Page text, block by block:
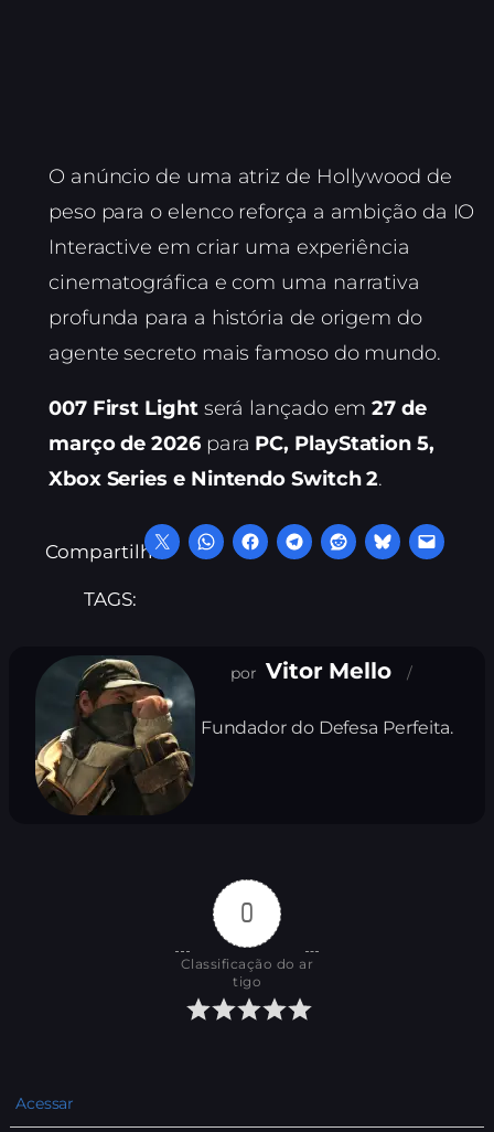
O anúncio de uma atriz de Hollywood de
peso para o elenco reforça a ambição da IO
Interactive em criar uma experiência
cinematográfica e com uma narrativa
profunda para a história de origem do
agente secreto mais famoso do mundo.
007 First Lightserá lançado em27 de
março de 2026para PC, PlayStation 5,
Xbox Series e Nintendo Switch 2.
Compartilhe:
TAGS:
Vitor Mello
Fundador do Defesa Perfeita.
0
Classificação do ar
tigo
Acessar